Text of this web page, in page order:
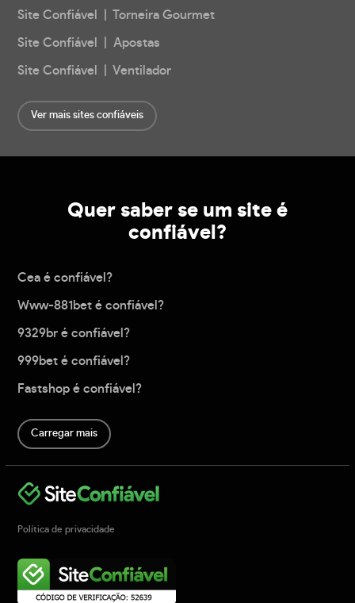
Site Confiável | Torneira Gourmet
Site Confiável | Apostas
Site Confiável | Ventilador
Ver mais sites confiáveis
Quer saber se um site é
confiável?
Cea é confiável?
Www-881bet é confiável?
9329br é confiável?
999bet é confiável?
Fastshop é confiável?
Carregar mais
Política de privacidade